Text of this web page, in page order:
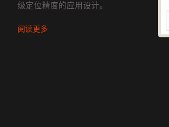
级定位精度的应用设计。
阅读更多